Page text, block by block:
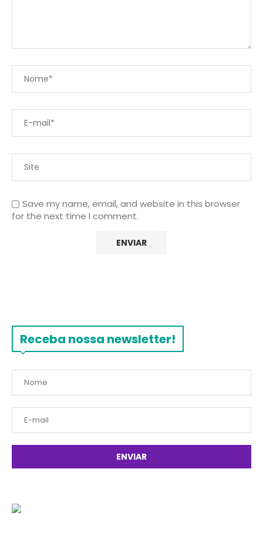
Save my name, email, and website in this browser
for the next time I comment.
Receba nossa newsletter!